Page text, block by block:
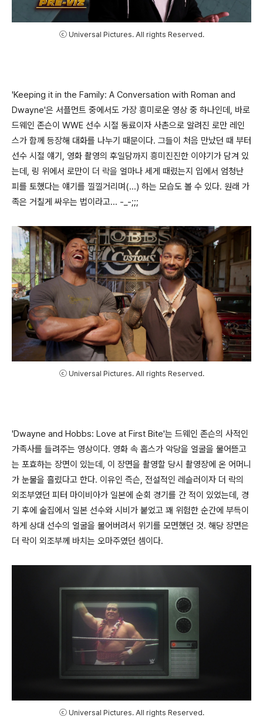
ⓒ Universal Pictures. All rights Reserved.
'Keeping it in the Family: A Conversation with Roman and
Dwayne'은 서플먼트 중에서도 가장 흥미로운 영상 중 하나인데, 바로
드웨인 존슨이 WWE 선수 시절 동료이자 사촌으로 알려진 로만 레인
스가 함께 등장해 대화를 나누기 때문이다. 그들이 처음 만났던 때 부터
선수 시절 얘기, 영화 촬영의 후일담까지 흥미진진한 이야기가 담겨 있
는데, 링 위에서 로만이 더 락을 얼마나 세게 때렸는지 입에서 엄청난
피를 토했다는 얘기를 낄낄거리며(...) 하는 모습도 볼 수 있다. 원래 가
족은 거칠게 싸우는 법이라고... -_-;;;
ⓒ Universal Pictures. All rights Reserved.
'Dwayne and Hobbs: Love at First Bite'는 드웨인 존슨의 사적인
가족사를 들려주는 영상이다. 영화 속 홉스가 악당을 얼굴을 물어뜯고
는 포효하는 장면이 있는데, 이 장면을 촬영할 당시 촬영장에 온 어머니
가 눈물을 흘렸다고 한다. 이유인 즉슨, 전설적인 레슬러이자 더 락의
외조부였던 피터 마이비아가 일본에 순회 경기를 간 적이 있었는데, 경
기 후에 술집에서 일본 선수와 시비가 붙었고 꽤 위험한 순간에 부득이
하게 상대 선수의 얼굴을 물어버려서 위기를 모면했던 것. 해당 장면은
더 락이 외조부께 바치는 오마주였던 셈이다.
ⓒ Universal Pictures. All rights Reserved.